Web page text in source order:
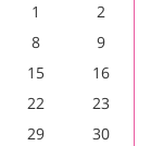
1
2
8
9
15
16
22
23
29
30